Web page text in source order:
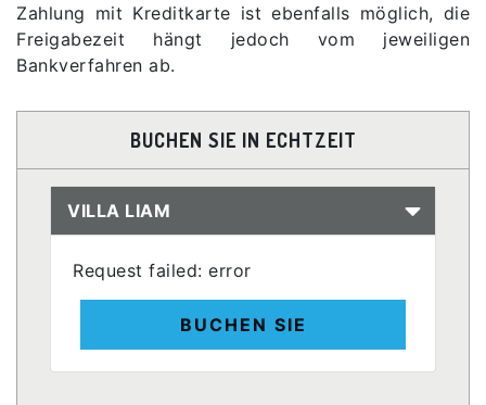
Zahlung mit Kreditkarte ist ebenfalls möglich, die
Freigabezeit hängt jedoch vom jeweiligen
Bankverfahren ab.
BUCHEN SIE IN ECHTZEIT
VILLA LIAM
Request failed: error
BUCHEN SIE